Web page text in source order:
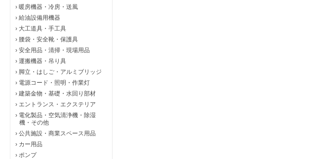
› 暖房機器・冷房・送風
› 給油設備用機器
› 大工道具・手工具
› 腰袋・安全靴・保護具
› 安全用品・清掃・現場用品
› 運搬機器・吊り具
› 脚立・はしご・アルミブリッジ
› 電源コード・照明・作業灯
› 建築金物・基礎・水回り部材
› エントランス・エクステリア
› 電化製品・空気清浄機・除湿
機・その他
› 公共施設・商業スペース用品
› カー用品
› ポンプ